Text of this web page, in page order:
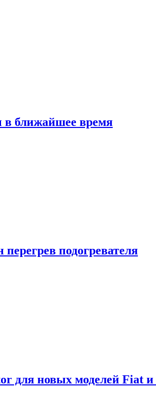
в ближайшее время
подогревателя
для новых моделей Fiat